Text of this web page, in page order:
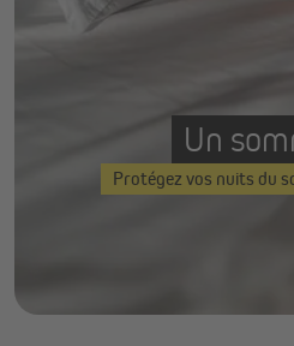
Un
Protégez vos nuits du